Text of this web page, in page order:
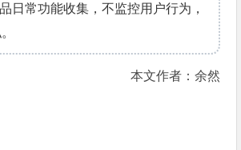
日常功能收集，不监控用户行为，
本文作者：余然